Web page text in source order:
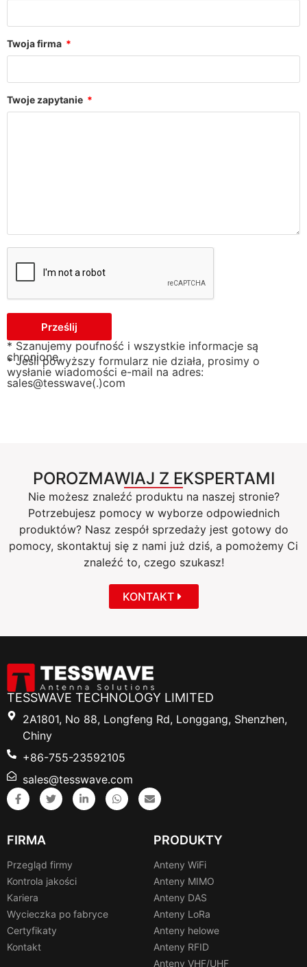
Twoja firma
Twoje zapytanie
Prześlij
* Szanujemy poufność i wszystkie informacje są
chronione.
* Jeśli powyższy formularz nie działa, prosimy o
wysłanie wiadomości e-mail na adres:
sales@tesswave(.)com
POROZMAWIAJ Z EKSPERTAMI
Nie możesz znaleźć produktu na naszej stronie?
Potrzebujesz pomocy w wyborze odpowiednich
produktów? Nasz zespół sprzedaży jest gotowy do
pomocy, skontaktuj się z nami już dziś, a pomożemy Ci
znaleźć to, czego szukasz!
KONTAKT
TESSWAVE TECHNOLOGY LIMITED
2A1801, No 88, Longfeng Rd, Longgang, Shenzhen,
Chiny
+86-755-23592105
sales@tesswave.com
FIRMA
Przegląd firmy
Kontrola jakości
Kariera
Wycieczka po fabryce
Certyfikaty
Kontakt
PRODUKTY
Anteny WiFi
Anteny MIMO
Anteny DAS
Anteny LoRa
Anteny helowe
Anteny RFID
Anteny VHF/UHF